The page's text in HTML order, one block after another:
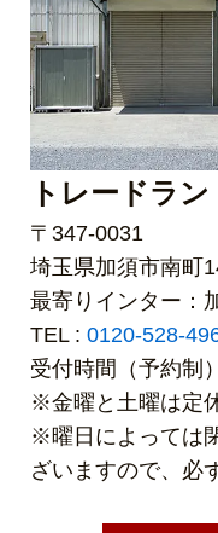
トレードラ
〒347-0031
埼玉県加須市南町
最寄りインター：
TEL : 0120-528-
受付時間（予約制
※金曜と土曜は定
※曜日によっては
ざいますので、必